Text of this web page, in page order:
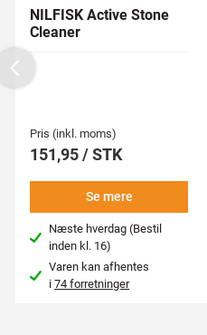
NILFISK Active Stone
Cleaner
Pris (inkl. moms)
151,95 / STK
Se mere
Næste hverdag (Bestil
inden kl. 16)
Varen kan afhentes
i74 forretninger
Previous